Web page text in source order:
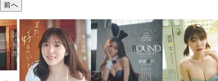
前へ